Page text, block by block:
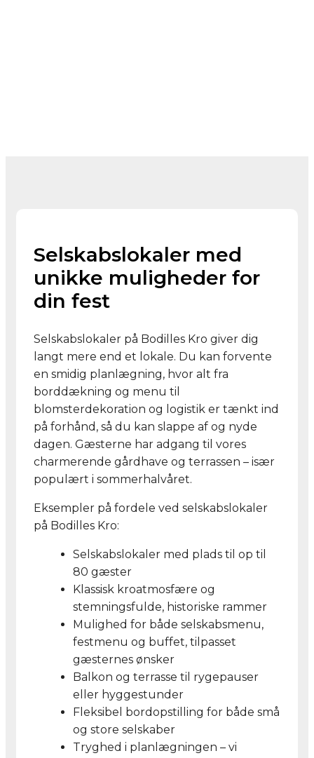
Selskabslokaler med
unikke muligheder for
din fest
Selskabslokaler på Bodilles Kro giver dig
langt mere end et lokale. Du kan forvente
en smidig planlægning, hvor alt fra
borddækning og menu til
blomsterdekoration og logistik er tænkt ind
på forhånd, så du kan slappe af og nyde
dagen. Gæsterne har adgang til vores
charmerende gårdhave og terrassen – især
populært i sommerhalvåret.
Eksempler på fordele ved selskabslokaler
på Bodilles Kro:
Selskabslokaler med plads til op til
80 gæster
Klassisk kroatmosfære og
stemningsfulde, historiske rammer
Mulighed for både selskabsmenu,
festmenu og buffet, tilpasset
gæsternes ønsker
Balkon og terrasse til rygepauser
eller hyggestunder
Fleksibel bordopstilling for både små
og store selskaber
Tryghed i planlægningen – vi